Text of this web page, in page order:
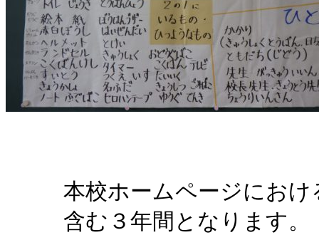
本校ホームページにお
含む３年間となります。